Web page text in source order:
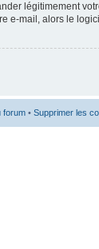
légitimement
e-mail, alors le
forum • Supprimer les